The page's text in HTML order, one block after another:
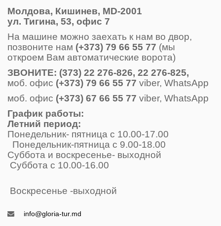
Молдова, Кишинев, MD-2001
ул. Тигина, 53, офис 7
На машине можно заехать к нам во двор,
позвоните нам (+373) 79 66 55 77 (мы
откроем Вам автоматические ворота)
ЗВОНИТE: (373) 22 276-826, 22 276-825,
моб. офис (+373) 79 66 55 77 viber, WhatsApp
моб. офис (+373) 67 66 55 77 viber, WhatsApp
График работы:
Летний период:
Понедельник- пятница с 10.00-17.00
Понедельник-пятница с 9.00-18.00
Суббота и воскресенье- выходной
Суббота с 10.00-16.00
Воскресенье -выходной
info@gloria-tur.md